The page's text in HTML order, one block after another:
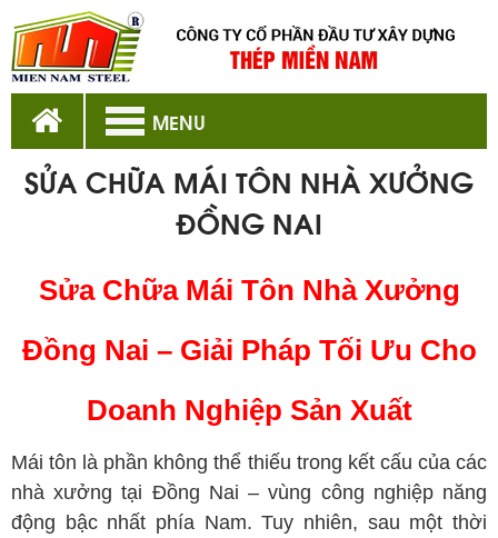
MENU
SỬA CHỮA MÁI TÔN NHÀ XƯỞNG
ĐỒNG NAI
Sửa Chữa Mái Tôn Nhà Xưởng
Đồng Nai – Giải Pháp Tối Ưu Cho
Doanh Nghiệp Sản Xuất
Mái tôn là phần không thể thiếu trong kết cấu của các
nhà xưởng tại Đồng Nai – vùng công nghiệp năng
động bậc nhất phía Nam. Tuy nhiên, sau một thời